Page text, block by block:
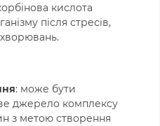
кислота
після стресів,
: може бути
джерело комплексу
з метою створення